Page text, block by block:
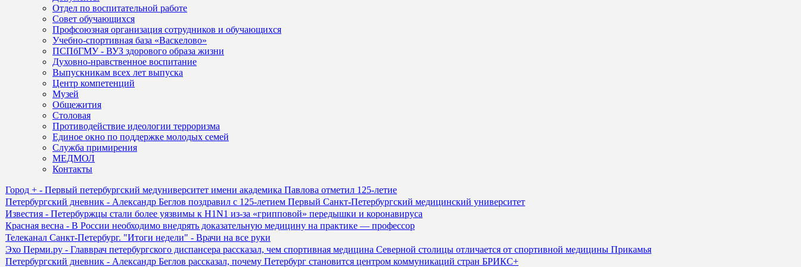
Отдел по воспитательной работе
Совет обучающихся
Профсоюзная организация сотрудников и обучающихся
Учебно-спортивная база «Васкелово»
ПСПбГМУ - ВУЗ здорового образа жизни
Духовно-нравственное воспитание
Выпускникам всех лет выпуска
Центр компетенций
Музей
Общежития
Столовая
Противодействие идеологии терроризма
Единое окно по поддержке молодых семей
Служба примирения
МЕДМОЛ
Контакты
Город + - Первый петербургский медуниверситет имени академика Павлова отметил 125-летие
Петербургский дневник - Александр Беглов поздравил с 125-летием Первый Санкт-Петербургский медицинский университет
Известия - Петербуржцы стали более уязвимы к H1N1 из-за «грипповой» передышки и коронавируса
Красная весна - В России необходимо внедрять доказательную медицину на практике — профессор
Телеканал Санкт-Петербург. "Итоги недели" - Врачи на все руки
Эхо Перми.ру - Главврач петербургского диспансера рассказал, чем спортивная медицина Северной столицы отличается от спортивной медицины Прикамья
Петербургский дневник - Александр Беглов рассказал, почему Петербург становится центром коммуникаций стран БРИКС+